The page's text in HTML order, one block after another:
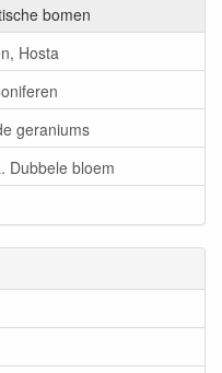
bomen
Hosta
geraniums
Dubbele bloem